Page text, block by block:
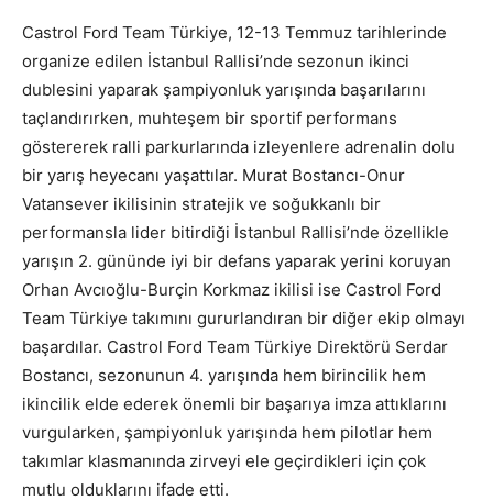
Castrol Ford Team Türkiye, 12-13 Temmuz tarihlerinde
organize edilen İstanbul Rallisi’nde sezonun ikinci
dublesini yaparak şampiyonluk yarışında başarılarını
taçlandırırken, muhteşem bir sportif performans
göstererek ralli parkurlarında izleyenlere adrenalin dolu
bir yarış heyecanı yaşattılar. Murat Bostancı-Onur
Vatansever ikilisinin stratejik ve soğukkanlı bir
performansla lider bitirdiği İstanbul Rallisi’nde özellikle
yarışın 2. gününde iyi bir defans yaparak yerini koruyan
Orhan Avcıoğlu-Burçin Korkmaz ikilisi ise Castrol Ford
Team Türkiye takımını gururlandıran bir diğer ekip olmayı
başardılar. Castrol Ford Team Türkiye Direktörü Serdar
Bostancı, sezonunun 4. yarışında hem birincilik hem
ikincilik elde ederek önemli bir başarıya imza attıklarını
vurgularken, şampiyonluk yarışında hem pilotlar hem
takımlar klasmanında zirveyi ele geçirdikleri için çok
mutlu olduklarını ifade etti.